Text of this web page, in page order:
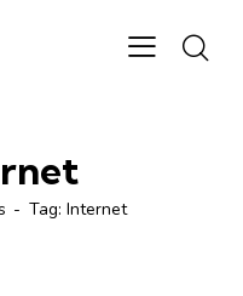
Tag: Internet